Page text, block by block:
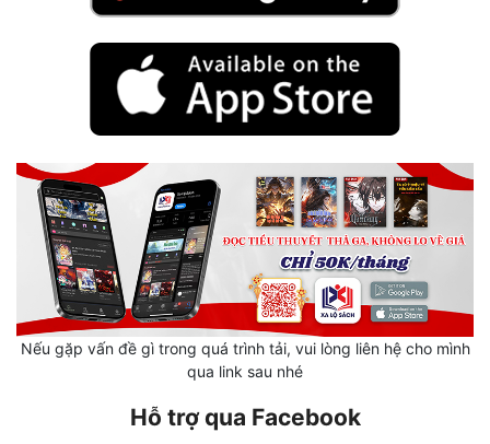
Học Đường
Khoa Huyễn
Khoa Huyễn Không Gian
Kiếm Hiệp
Nếu gặp vấn đề gì trong quá trình tải, vui lòng liên hệ cho mình
qua link sau nhé
Hỗ trợ qua Facebook